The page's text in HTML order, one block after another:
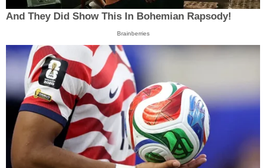
And They Did Show This In Bohemian Rapsody!
Brainberries